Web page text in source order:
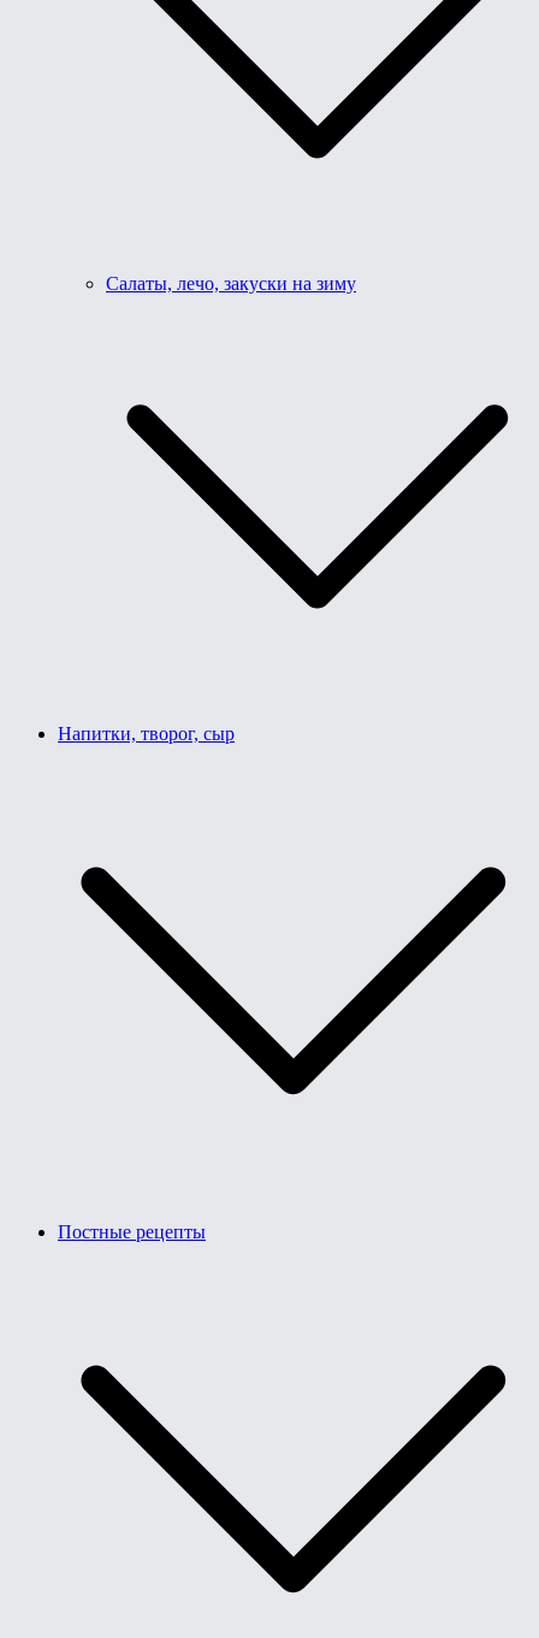
Салаты, лечо, закуски на зиму
Напитки, творог, сыр
Постные рецепты